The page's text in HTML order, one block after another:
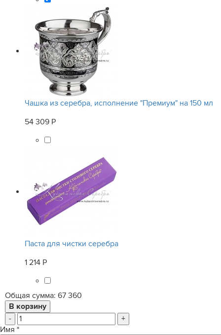
Чашка из серебра, исполнение "Премиум" на 150 мл
54 309 Р
Паста для чистки серебра
1 214 Р
Общая сумма: 67 360
-
+
Имя *